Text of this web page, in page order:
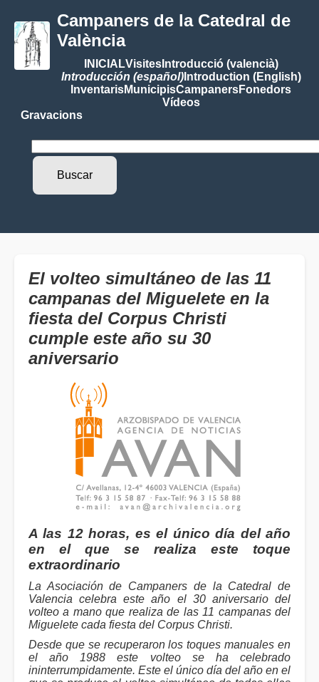
Campaners de la Catedral de
València
INICIALVisitesIntroducció (valencià)
Introducción (español)Introduction (English)
InventarisMunicipisCampanersFonedors
Vídeos
Gravacions
El volteo simultáneo de las 11
campanas del Miguelete en la
fiesta del Corpus Christi
cumple este año su 30
aniversario
A las 12 horas, es el único día del año
en el que se realiza este toque
extraordinario
La Asociación de Campaners de la Catedral de
Valencia celebra este año el 30 aniversario del
volteo a mano que realiza de las 11 campanas del
Miguelete cada fiesta del Corpus Christi.
Desde que se recuperaron los toques manuales en
el año 1988 este volteo se ha celebrado
ininterrumpidamente. Este el único día del año en el